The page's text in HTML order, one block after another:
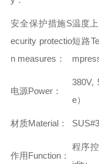
安全保护措施S
ecurity protectio
n measures：
温度
短路
电源Power：
380V,
e）
材质Material：
作用Function：
程序